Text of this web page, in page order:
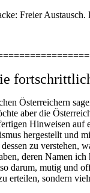
Freier
Österreichern
aber die
Hinweisen auf
hergestellt und
zu verstehen,
deren Namen
darum, mutig und
erteilen, sondern